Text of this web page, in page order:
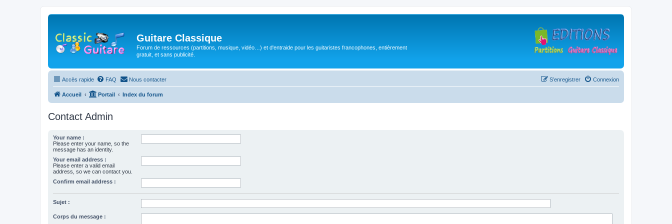
Guitare Classique
Forum de ressources (partitions, musique, vidéo…) et d'entraide pour les guitaristes francophones, entièrement
gratuit, et sans publicité.
Accès rapide FAQ Nous contacter Connexion
S’enregistrer
Accueil Portail Index du forum
Contact Admin
Your name :
Please enter your name, so the
message has an identity.
Your email address :
Please enter a valid email
address, so we can contact you.
Confirm email address :
Sujet :
Corps du message :